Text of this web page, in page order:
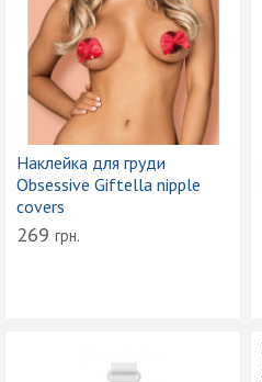
Наклейка для груди
Obsessive Giftella nipple
covers
269 грн.